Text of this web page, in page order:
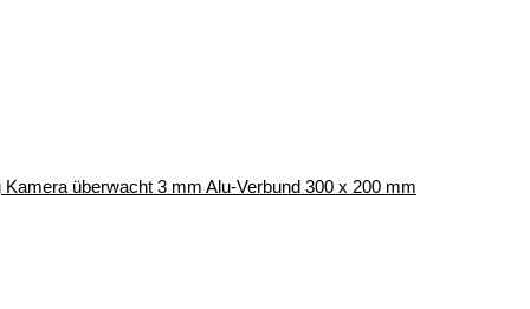
überwacht 3 mm Alu-Verbund 300 x 200 mm